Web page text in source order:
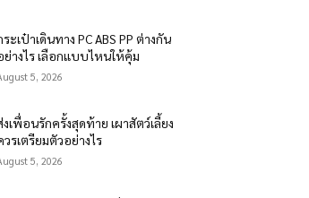
ระเป๋าเดินทาง PC ABS PP ต่างกัน
ย่างไร เลือกแบบไหนให้คุ้ม
5, 2026
งเพื่อนรักครั้งสุดท้าย เผาสัตว์เลี้ยง
วรเตรียมตัวอย่างไร
5, 2026